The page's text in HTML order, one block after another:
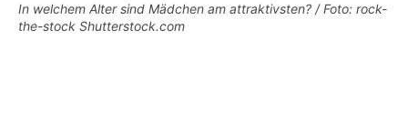
In welchem Alter sind Mädchen am attraktivsten? / Foto: rock-
the-stock Shutterstock.com